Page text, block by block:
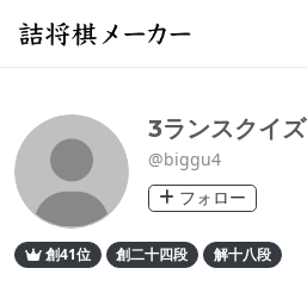
3ランスクイズ
@biggu4
フォロー
創41位 創二十四段 解十八段